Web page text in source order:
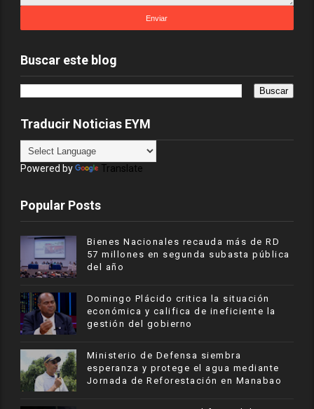
Buscar este blog
Traducir Noticias EYM
Powered by Translate
Popular Posts
Bienes Nacionales recauda más de RD
57 millones en segunda subasta pública
del año
​Domingo Plácido critica la situación
económica y califica de ineficiente la
gestión del gobierno
Ministerio de Defensa siembra
esperanza y protege el agua mediante
Jornada de Reforestación en Manabao